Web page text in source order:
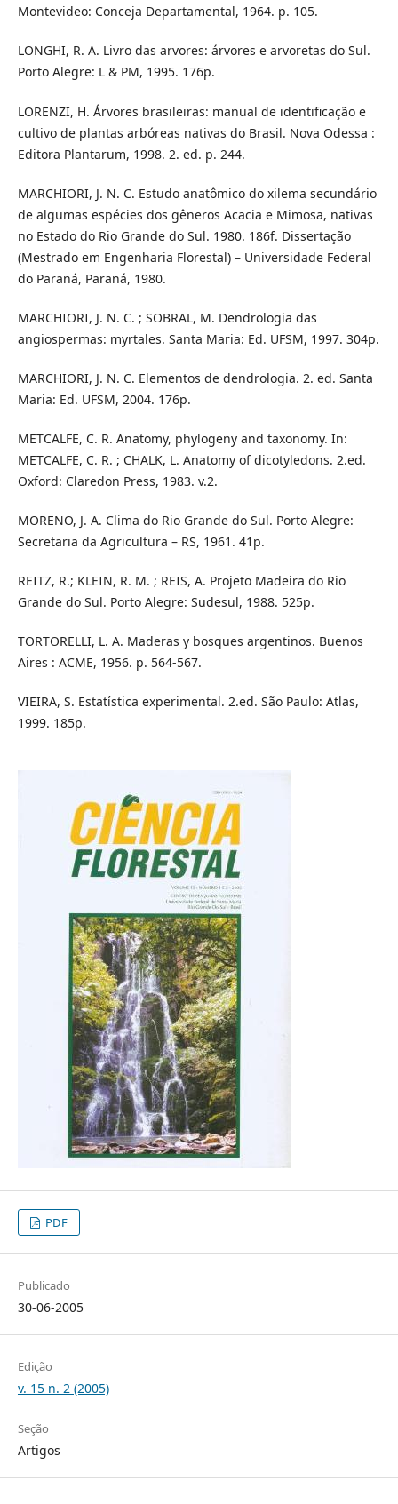
Montevideo: Conceja Departamental, 1964. p. 105.
LONGHI, R. A. Livro das arvores: árvores e arvoretas do Sul.
Porto Alegre: L & PM, 1995. 176p.
LORENZI, H. Árvores brasileiras: manual de identificação e
cultivo de plantas arbóreas nativas do Brasil. Nova Odessa :
Editora Plantarum, 1998. 2. ed. p. 244.
MARCHIORI, J. N. C. Estudo anatômico do xilema secundário
de algumas espécies dos gêneros Acacia e Mimosa, nativas
no Estado do Rio Grande do Sul. 1980. 186f. Dissertação
(Mestrado em Engenharia Florestal) – Universidade Federal
do Paraná, Paraná, 1980.
MARCHIORI, J. N. C. ; SOBRAL, M. Dendrologia das
angiospermas: myrtales. Santa Maria: Ed. UFSM, 1997. 304p.
MARCHIORI, J. N. C. Elementos de dendrologia. 2. ed. Santa
Maria: Ed. UFSM, 2004. 176p.
METCALFE, C. R. Anatomy, phylogeny and taxonomy. In:
METCALFE, C. R. ; CHALK, L. Anatomy of dicotyledons. 2.ed.
Oxford: Claredon Press, 1983. v.2.
MORENO, J. A. Clima do Rio Grande do Sul. Porto Alegre:
Secretaria da Agricultura – RS, 1961. 41p.
REITZ, R.; KLEIN, R. M. ; REIS, A. Projeto Madeira do Rio
Grande do Sul. Porto Alegre: Sudesul, 1988. 525p.
TORTORELLI, L. A. Maderas y bosques argentinos. Buenos
Aires : ACME, 1956. p. 564-567.
VIEIRA, S. Estatística experimental. 2.ed. São Paulo: Atlas,
1999. 185p.
PDF
Publicado
30-06-2005
Edição
v. 15 n. 2 (2005)
Seção
Artigos